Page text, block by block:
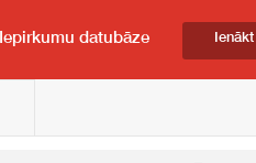
Iepirkumu datubāze Ienākt